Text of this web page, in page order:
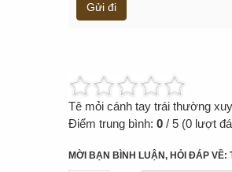
Gửi đi
Tê mỏi cánh tay trái thường
Điểm trung bình:0/5 (0 lượt
MỜI BẠN BÌNH LUẬN, HỎI ĐÁP